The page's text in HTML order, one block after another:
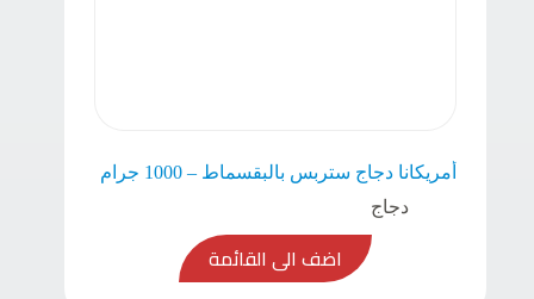
أمريكانا دجاج ستربس بالبقسماط – 1000 جرام
دجاج
اضف الى القائمة